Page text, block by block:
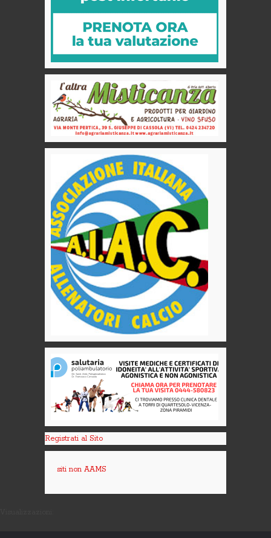
Registrati al Sito
siti non AAMS